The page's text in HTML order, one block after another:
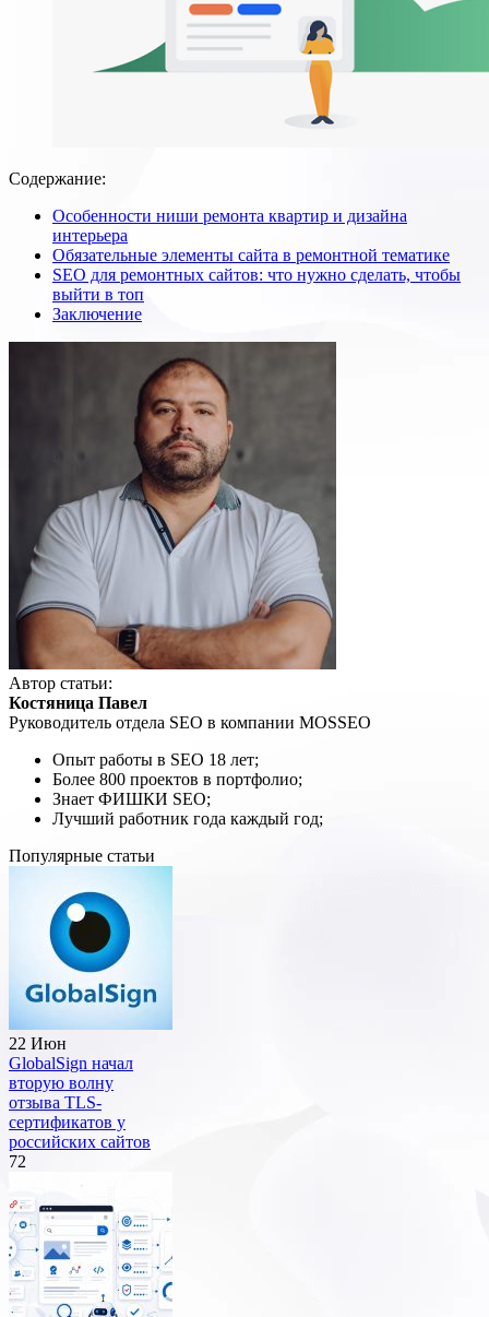
Содержание:
Особенности ниши ремонта квартир и дизайна
интерьера
Обязательные элементы сайта в ремонтной тематике
SEO для ремонтных сайтов: что нужно сделать, чтобы
выйти в топ
Заключение
Автор статьи:
Костяница Павел
Руководитель отдела SEO в компании MOSSEO
Опыт работы в SEO 18 лет;
Более 800 проектов в портфолио;
Знает ФИШКИ SEO;
Лучший работник года каждый год;
Популярные статьи
22 Июн
GlobalSign начал
вторую волну
отзыва TLS-
сертификатов у
российских сайтов
72